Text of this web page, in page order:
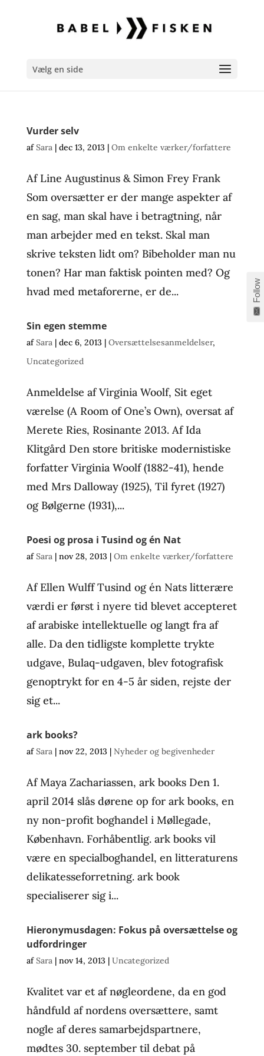
Vælg en side
Vurder selv
afSara| dec 13, 2013| Om enkelte værker/forfattere
Af Line Augustinus & Simon Frey Frank
Som oversætter er der mange aspekter af
en sag, man skal have i betragtning, når
man arbejder med en tekst. Skal man
skrive teksten lidt om? Bibeholder man nu
tonen? Har man faktisk pointen med? Og
hvad med metaforerne, er de...
Sin egen stemme
afSara| dec 6, 2013| Oversættelsesanmeldelser,
Uncategorized
Anmeldelse af Virginia Woolf, Sit eget
værelse (A Room of One’s Own), oversat af
Merete Ries, Rosinante 2013. Af Ida
Klitgård Den store britiske modernistiske
forfatter Virginia Woolf (1882-41), hende
med Mrs Dalloway (1925), Til fyret (1927)
og Bølgerne (1931),...
Poesi og prosa i Tusind og én Nat
afSara| nov 28, 2013| Om enkelte værker/forfattere
Af Ellen Wulff Tusind og én Nats litterære
værdi er først i nyere tid blevet accepteret
af arabiske intellektuelle og langt fra af
alle. Da den tidligste komplette trykte
udgave, Bulaq-udgaven, blev fotografisk
genoptrykt for en 4-5 år siden, rejste der
sig et...
ark books?
afSara| nov 22, 2013| Nyheder og begivenheder
Af Maya Zachariassen, ark books Den 1.
april 2014 slås dørene op for ark books, en
ny non-profit boghandel i Møllegade,
København. Forhåbentlig. ark books vil
være en specialboghandel, en litteraturens
delikatesseforretning. ark book
specialiserer sig i...
Hieronymusdagen: Fokus på oversættelse og
udfordringer
afSara| nov 14, 2013| Uncategorized
Kvalitet var et af nøgleordene, da en god
håndfuld af nordens oversættere, samt
nogle af deres samarbejdspartnere,
mødtes 30. september til debat på
Follow